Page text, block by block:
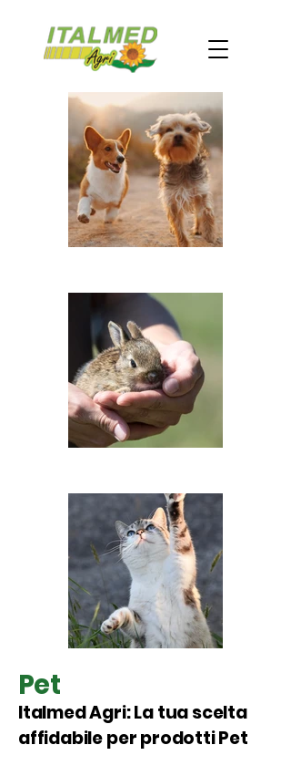
Pet
Italmed Agri: La tua scelta
affidabile per prodotti Pet